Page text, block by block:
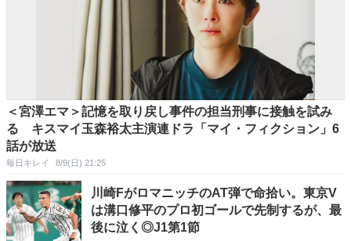
＜宮澤エマ＞記憶を取り戻し事件の担当刑事に接触を試み
る キスマイ玉森裕太主演連ドラ「マイ・フィクション」6
話が放送
毎日キレイ 8/9(日) 21:25
川崎FがロマニッチのAT弾で命拾い。東京V
は溝口修平のプロ初ゴールで先制するが、最
後に泣く◎J1第1節